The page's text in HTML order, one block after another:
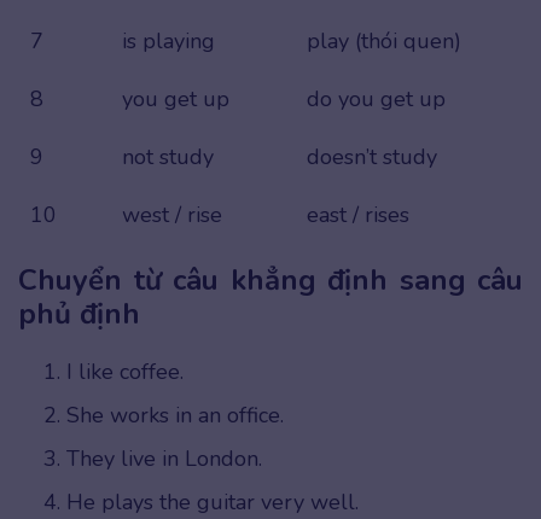
7 is playing
play (thói quen)
8
you get up
do you get up
9
not study
doesn’t study
10
west / rise east / rises
Chuyển từ câu khẳng định sang câu
phủ định
I like coffee.
She works in an office.
They live in London.
He plays the guitar very well.